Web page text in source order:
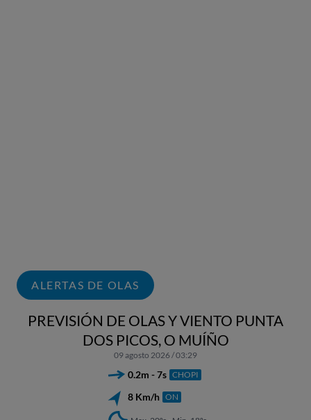
ALERTAS DE OLAS
PREVISIÓN DE OLAS Y VIENTO PUNTA
DOS PICOS, O MUÍÑO
09 agosto 2026 / 03:29
0.2m - 7s CHOPI
8 Km/h ON